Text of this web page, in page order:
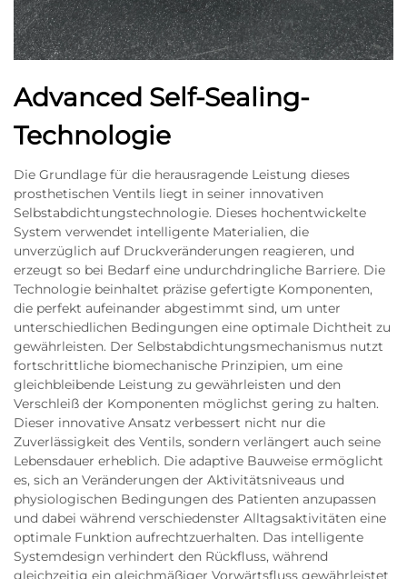
Advanced Self-Sealing-
Technologie
Die Grundlage für die herausragende Leistung dieses
prosthetischen Ventils liegt in seiner innovativen
Selbstabdichtungstechnologie. Dieses hochentwickelte
System verwendet intelligente Materialien, die
unverzüglich auf Druckveränderungen reagieren, und
erzeugt so bei Bedarf eine undurchdringliche Barriere. Die
Technologie beinhaltet präzise gefertigte Komponenten,
die perfekt aufeinander abgestimmt sind, um unter
unterschiedlichen Bedingungen eine optimale Dichtheit zu
gewährleisten. Der Selbstabdichtungsmechanismus nutzt
fortschrittliche biomechanische Prinzipien, um eine
gleichbleibende Leistung zu gewährleisten und den
Verschleiß der Komponenten möglichst gering zu halten.
Dieser innovative Ansatz verbessert nicht nur die
Zuverlässigkeit des Ventils, sondern verlängert auch seine
Lebensdauer erheblich. Die adaptive Bauweise ermöglicht
es, sich an Veränderungen der Aktivitätsniveaus und
physiologischen Bedingungen des Patienten anzupassen
und dabei während verschiedenster Alltagsaktivitäten eine
optimale Funktion aufrechtzuerhalten. Das intelligente
Systemdesign verhindert den Rückfluss, während
gleichzeitig ein gleichmäßiger Vorwärtsfluss gewährleistet